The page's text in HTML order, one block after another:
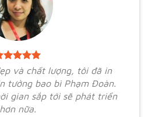
và chất lượng, tôi đã in
tưởng bao bì Phạm Đoàn.
gian sắp tới sẽ phát triển
hơn nữa.